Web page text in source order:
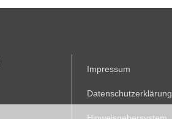
Impressum
Datenschutzerklärung